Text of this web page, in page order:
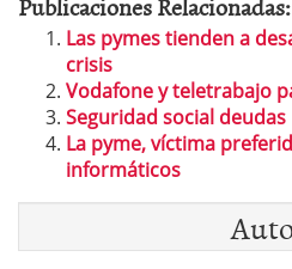
Las pymes tienden a
crisis
Vodafone y teletrabajo
Seguridad social deudas
La pyme, víctima
informáticos